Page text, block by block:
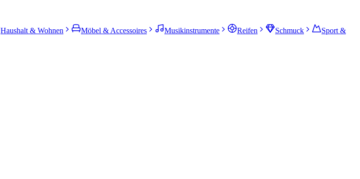
Haushalt & Wohnen Möbel & Accessoires Musikinstrumente Reifen Schmuck
Sport &